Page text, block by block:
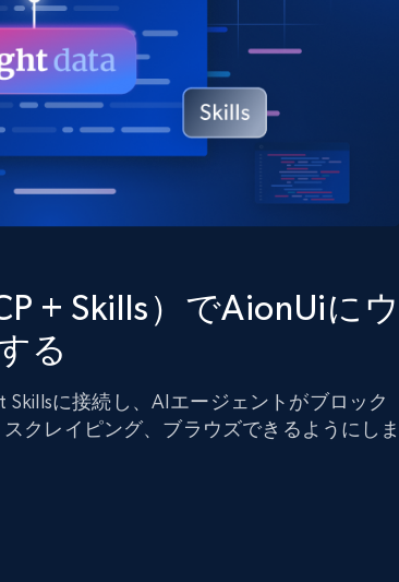
クダックゴ
ホスティングに
ウザの設定
データセットマーケットプ
事前収集された600以上のドメ
データ
リンクトイン
ソーシャルメディア
Data Firehose
Real-time web data, delivered
OFF
スからのグロー
ISPプロキシ
70万以上の完全準拠の静的住宅用プロ
シ
現する高速で信頼
応データセットを
ウェブを解き放つオールインワ
から始まる
$5/GB
Data Firehose
から始まる
データセンタープロキシから始まる
$0.9/IP
プロキシロケーション
マスタークラス
+ Skills）でAionUiにウ
る
に接続し、AIエージェントがブロック
クレイピング、ブラウズできるようにしま